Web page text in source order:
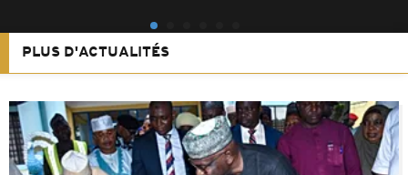
PLUS D'ACTUALITÉS